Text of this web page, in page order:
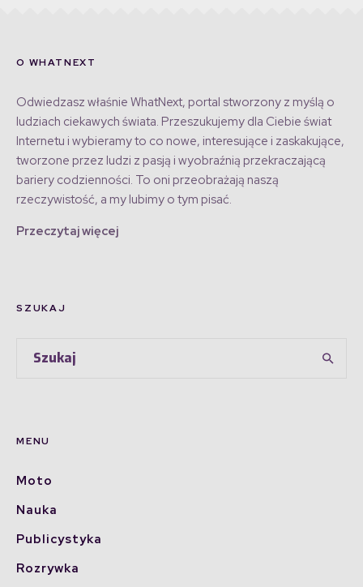
O WHATNEXT
Odwiedzasz właśnie WhatNext, portal stworzony z myślą o
ludziach ciekawych świata. Przeszukujemy dla Ciebie świat
Internetu i wybieramy to co nowe, interesujące i zaskakujące,
tworzone przez ludzi z pasją i wyobraźnią przekraczającą
bariery codzienności. To oni przeobrażają naszą
rzeczywistość, a my lubimy o tym pisać.
Przeczytaj więcej
SZUKAJ
MENU
Moto
Nauka
Publicystyka
Rozrywka